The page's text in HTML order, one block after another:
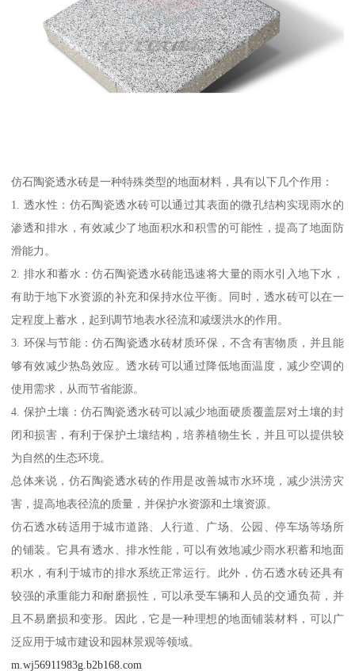
仿石陶瓷透水砖是一种特殊类型的地面材料，具有以下几个作用：
1. 透水性：仿石陶瓷透水砖可以通过其表面的微孔结构实现雨水的
渗透和排水，有效减少了地面积水和积雪的可能性，提高了地面防
滑能力。
2. 排水和蓄水：仿石陶瓷透水砖能迅速将大量的雨水引入地下水，
有助于地下水资源的补充和保持水位平衡。同时，透水砖可以在一
定程度上蓄水，起到调节地表水径流和减缓洪水的作用。
3. 环保与节能：仿石陶瓷透水砖材质环保，不含有害物质，并且能
够有效减少热岛效应。透水砖可以通过降低地面温度，减少空调的
使用需求，从而节省能源。
4. 保护土壤：仿石陶瓷透水砖可以减少地面硬质覆盖层对土壤的封
闭和损害，有利于保护土壤结构，培养植物生长，并且可以提供较
为自然的生态环境。
总体来说，仿石陶瓷透水砖的作用是改善城市水环境，减少洪涝灾
害，提高地表径流的质量，并保护水资源和土壤资源。
仿石透水砖适用于城市道路、人行道、广场、公园、停车场等场所
的铺装。它具有透水、排水性能，可以有效地减少雨水积蓄和地面
积水，有利于城市的排水系统正常运行。此外，仿石透水砖还具有
较强的承重能力和耐磨损性，可以承受车辆和人员的交通负荷，并
且不易磨损和变形。因此，它是一种理想的地面铺装材料，可以广
泛应用于城市建设和园林景观等领域。
m.wj56911983g.b2b168.com